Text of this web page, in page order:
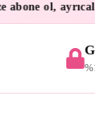
ol,